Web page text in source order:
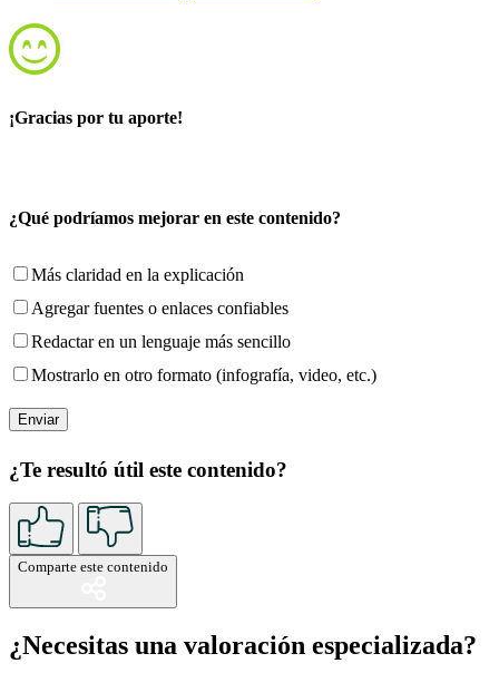
¡Gracias por tu aporte!
¿Qué podríamos mejorar en este contenido?
Más claridad en la explicación
Agregar fuentes o enlaces confiables
Redactar en un lenguaje más sencillo
Mostrarlo en otro formato (infografía, video, etc.)
¿Te resultó útil este contenido?
Comparte este contenido
¿Necesitas una valoración especializada?